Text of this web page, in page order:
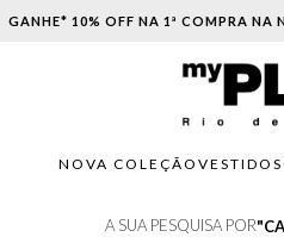
GANHE* 10% OFF NA 1ª COMPRA
NOVA COLEÇÃO VESTIDOS
A SUA PESQUISA POR